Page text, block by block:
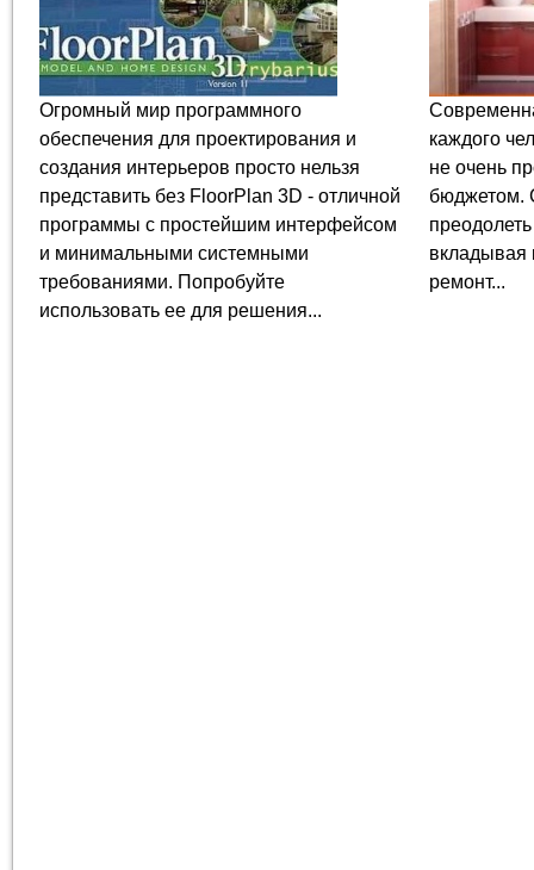
Огромный мир программного
обеспечения для проектирования и
создания интерьеров просто нельзя
представить без FloorPlan 3D - отличной
программы с простейшим интерфейсом
и минимальными системными
требованиями. Попробуйте
использовать ее для решения...
каждого
не очень
бюджетом.
вкладывая
ремонт...